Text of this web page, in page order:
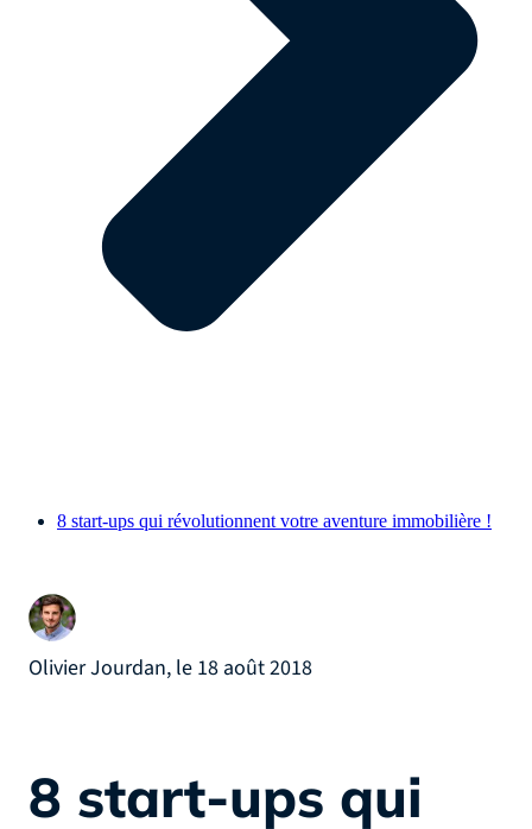
8 start-ups qui révolutionnent votre aventure immobilière !
Olivier Jourdan, le 18 août 2018
8 start-ups qui